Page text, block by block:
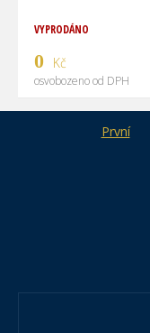
VYPRODÁNO
0 Kč
osvobozeno od DPH
První